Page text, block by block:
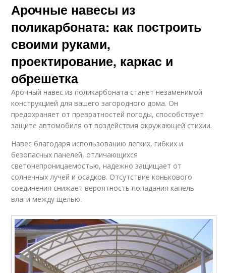
Арочные навесы из
поликарбоната: как построить
своими руками,
проектирование, каркас и
обрешетка
Арочный навес из поликарбоната станет незаменимой
конструкцией для вашего загородного дома. Он
предохраняет от превратностей погоды, способствует
защите автомобиля от воздействия окружающей стихии.
Навес благодаря использованию легких, гибких и
безопасных панелей, отличающихся
светонепроницаемостью, надежно защищает от
солнечных лучей и осадков. Отсутствие конькового
соединения снижает вероятность попадания капель
влаги между щелью.